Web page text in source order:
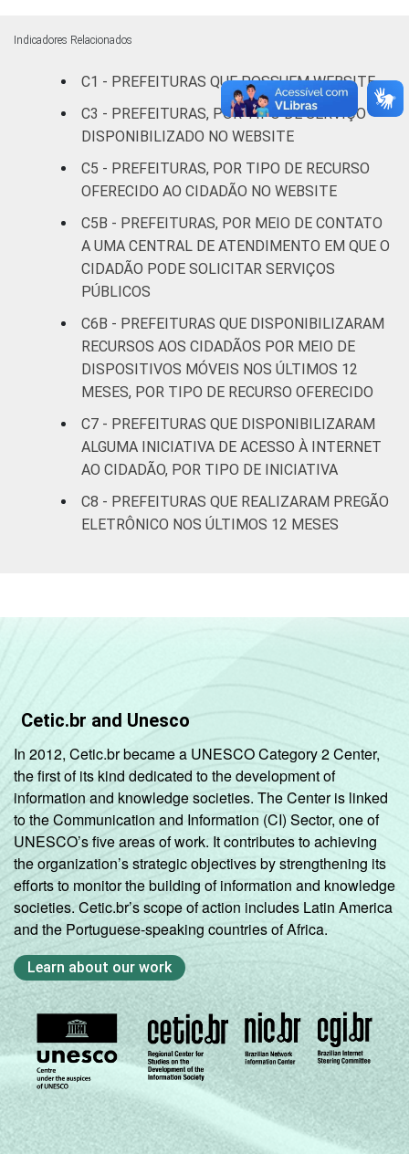
PI 7 91 2
CE 20 77 3
RN 18 81 1
PE 22 76 2
SE 15 84
BA 14 84 1
88
ES 16 82
RJ 22 76
PR 13 85 2
MS 13 86 0
MT 14 86 1
GO 15 82 3
DF - - -
Fonte: CGI.br/NIC.br, Centro Regional de
Estudos para o Desenvolvimento da
Sociedade da Informação (Cetic.br),
Pesquisa sobre o uso das tecnologias de
informação e comunicação no setor público
brasileiro - TIC Governo Eletrônico 2019.
Indicadores Relacionados
C1 - PREFEITURAS QUE POSSUEM WEBSITE
C3 - PREFEITURAS, POR TIPO DE SERVIÇO
DISPONIBILIZADO NO WEBSITE
C5 - PREFEITURAS, POR TIPO DE RECURSO
OFERECIDO AO CIDADÃO NO WEBSITE
C5B - PREFEITURAS, POR MEIO DE CONTATO
A UMA CENTRAL DE ATENDIMENTO EM QUE O
CIDADÃO PODE SOLICITAR SERVIÇOS
PÚBLICOS
C6B - PREFEITURAS QUE DISPONIBILIZARAM
RECURSOS AOS CIDADÃOS POR MEIO DE
DISPOSITIVOS MÓVEIS NOS ÚLTIMOS 12
MESES, POR TIPO DE RECURSO OFERECIDO
C7 - PREFEITURAS QUE DISPONIBILIZARAM
ALGUMA INICIATIVA DE ACESSO À INTERNET
AO CIDADÃO, POR TIPO DE INICIATIVA
C8 - PREFEITURAS QUE REALIZARAM PREGÃO
ELETRÔNICO NOS ÚLTIMOS 12 MESES
Cetic.br and Unesco
In 2012, Cetic.br became a UNESCO Category 2 Center,
the first of its kind dedicated to the development of
information and knowledge societies. The Center is linked
to the Communication and Information (CI) Sector, one of
UNESCO’s five areas of work. It contributes to achieving
the organization’s strategic objectives by strengthening its
efforts to monitor the building of information and knowledge
societies. Cetic.br’s scope of action includes Latin America
and the Portuguese-speaking countries of Africa.
Learn about our work